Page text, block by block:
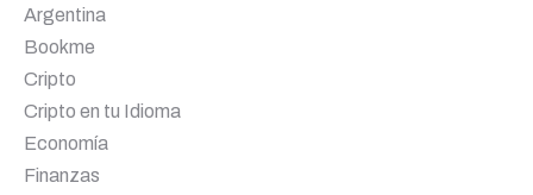
Argentina
Bookme
Cripto
Cripto en tu Idioma
Economía
Finanzas